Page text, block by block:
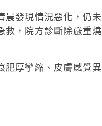
晨發現情況惡化，仍未
救，院方診斷除嚴重燒
肥厚攣縮、皮膚感覺異